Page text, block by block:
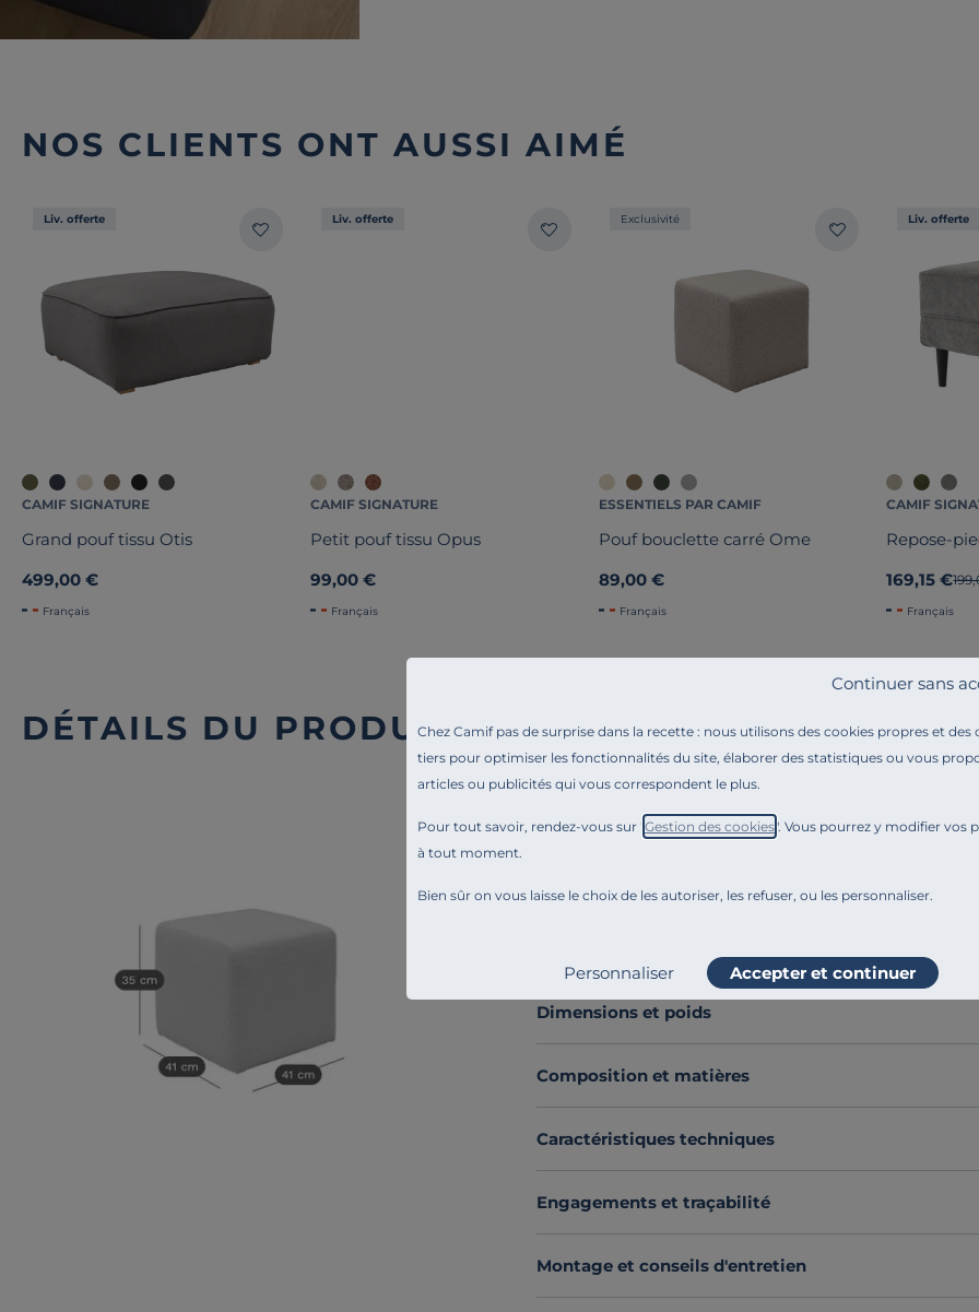
Chez Camif pas de surprise dans la recette : nous utilisons des cookies propres et des
tiers pour optimiser les fonctionnalités du site, élaborer des statistiques ou vous
articles ou publicités qui vous correspondent le plus.
Pour tout savoir, rendez-vous sur " Gestion des cookies". Vous pourrez y modifier vos
à tout moment.
Bien sûr on vous laisse le choix de les autoriser, les refuser, ou les personnaliser.
Continuer sans
Personnaliser Accepter et continuer
NOS CLIENTS ONT AUSSI AIMÉ
Liv. offerte
CAMIF SIGNATURE
Grand pouf tissu Otis
499,00 €
Français
Liv. offerte
CAMIF SIGNATURE
Petit pouf tissu Opus
99,00 €
Français
Exclusivité
ESSENTIELS PAR CAMIF
Pouf bouclette carré Ome
89,00 €
Français
Liv. offerte
CAMIF
Repose-
169,15 €
Français
DÉTAILS DU PRODUIT
Référence : 100388383687
Vous recherchez un petit pouf ?
Le petit pouf Otis est unélément de décoration
à la
une touche de confort à votre salon, créer un coin
répondra à toutes vos attentes.
Le petit pouf Otis
peut égalementservir de table
apporte une touche de chaleur et de convivialité dans
Dimensions et poids
Composition et matières
Caractéristiques techniques
Engagements et traçabilité
Montage et conseils d'entretien